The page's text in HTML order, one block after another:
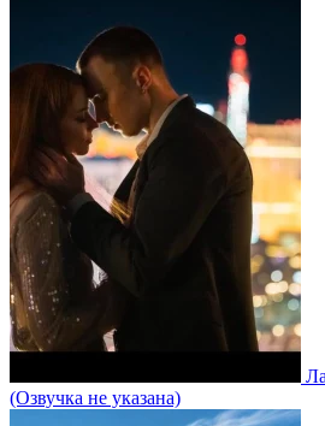
(Озвучка не указана)